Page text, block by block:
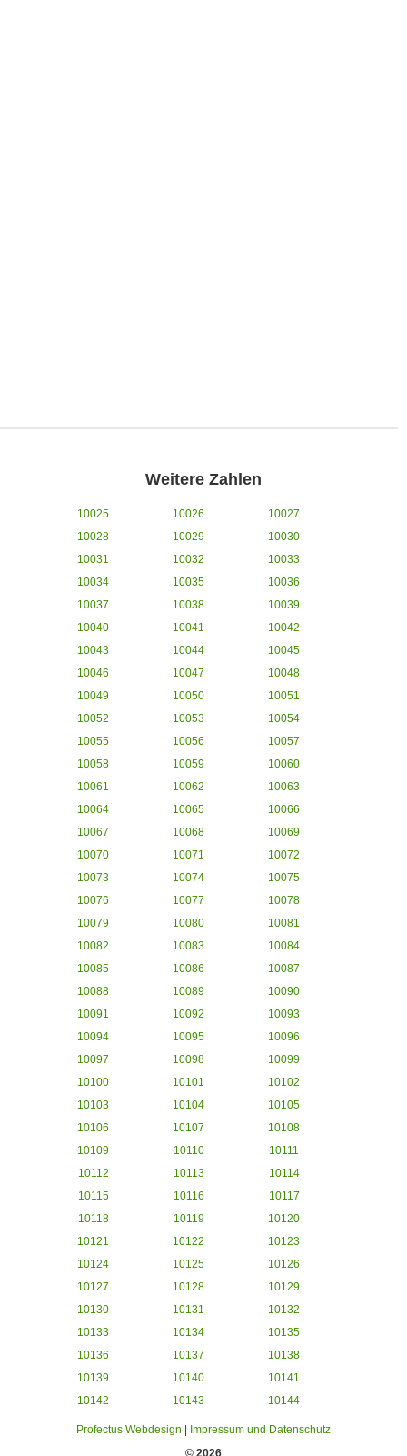
Weitere Zahlen
10025 10026
10027
10028
10029
10030
10031
10032
10033
10034
10035
10036
10037
10038
10039
10040
10041
10042
10043
10044
10045
10046
10047
10048
10049
10050
10051
10052
10053
10054
10055
10056
10057
10058
10059
10060
10061
10062
10063
10064
10065
10066
10067
10068
10069
10070
10071
10072
10073
10074
10075
10076
10077
10078
10079
10080
10081
10082
10083
10084
10085
10086
10087
10088
10089
10090
10091
10092
10093
10094
10095
10096
10097
10098
10099
10100
10101
10102
10103
10104
10105
10106
10107
10108
10109
10110
10111
10112
10113
10114
10115
10116
10117
10118
10119
10120
10121
10122
10123
10124
10125
10126
10127
10128
10129
10130
10131
10132
10133
10134
10135
10136
10137
10138
10139
10140
10141
10142
10143 10144
Profectus Webdesign
Impressum und Datenschutz